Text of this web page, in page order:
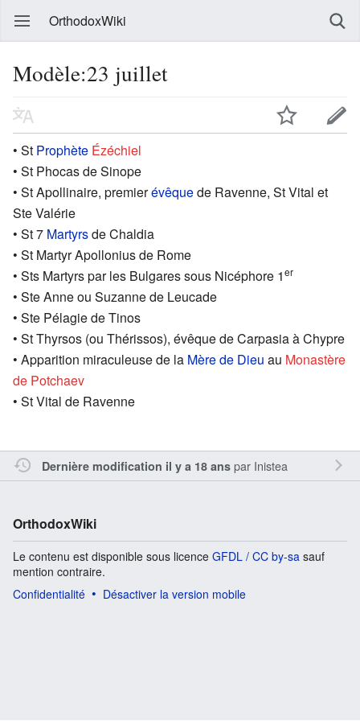
OrthodoxWiki
Modèle:23 juillet
• St Prophète Ézéchiel
• St Phocas de Sinope
• St Apollinaire, premierévêquede Ravenne, St Vital et
Ste Valérie
• St 7 Martyrsde Chaldia
• St Martyr Apollonius de Rome
• Sts Martyrs par les Bulgares sous Nicéphore 1er
• Ste Anne ou Suzanne de Leucade
• Ste Pélagie de Tinos
• St Thyrsos (ou Thérissos), évêque de Carpasia à Chypre
• Apparition miraculeuse de la Mère de Dieu au Monastère
de Potchaev
• St Vital de Ravenne
Dernière modification il y a 18 anspar Inistea
OrthodoxWiki
Le contenu est disponible sous licence GFDL / CC by-sa sauf
mention contraire.
Confidentialité
Désactiver la version mobile